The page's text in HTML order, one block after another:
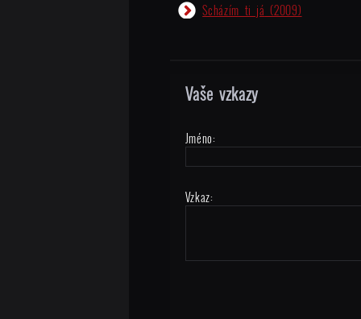
Scházím ti já (2009)
Vaše vzkazy
Jméno:
Vzkaz: